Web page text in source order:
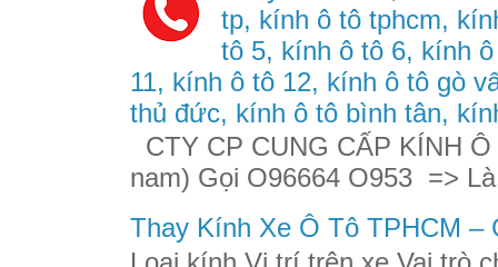
tp, kính ô tô tphcm,
tô 5, kính ô tô 6, kính
11, kính ô tô 12, kính ô tô gò
thủ đức, kính ô tô bình tân,
CTY CP CUNG CẤP KÍNH
nam) Gọi O96664 O953 =>
Thay Kính Xe Ô Tô TPHCM –